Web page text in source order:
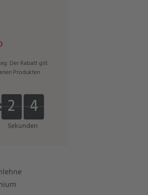
Der Rabatt gilt
Produkten
Sekunden
1
2
2
1 4
5
5
4